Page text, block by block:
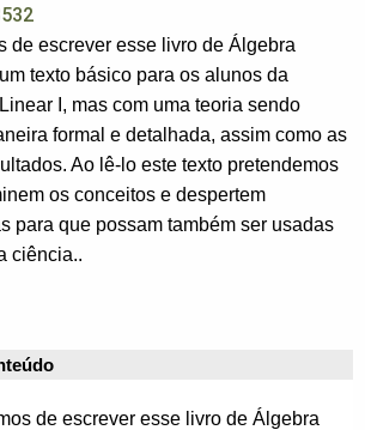
de escrever esse livro de Álgebra
texto básico para os alunos da
I, mas com uma teoria sendo
formal e detalhada, assim como as
Ao lê-lo este texto pretendemos
os conceitos e despertem
para que possam também ser usadas
ciência..
de escrever esse livro de Álgebra